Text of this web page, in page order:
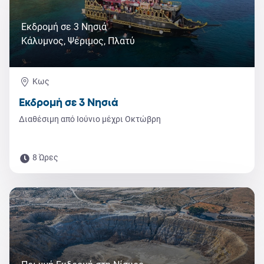
Εκδρομή σε 3 Νησιά
Κάλυμνος, Ψέριμος, Πλατύ
Κως
Εκδρομή σε 3 Νησιά
Διαθέσιμη από Ιούνιο μέχρι Οκτώβρη
8 Ώρες